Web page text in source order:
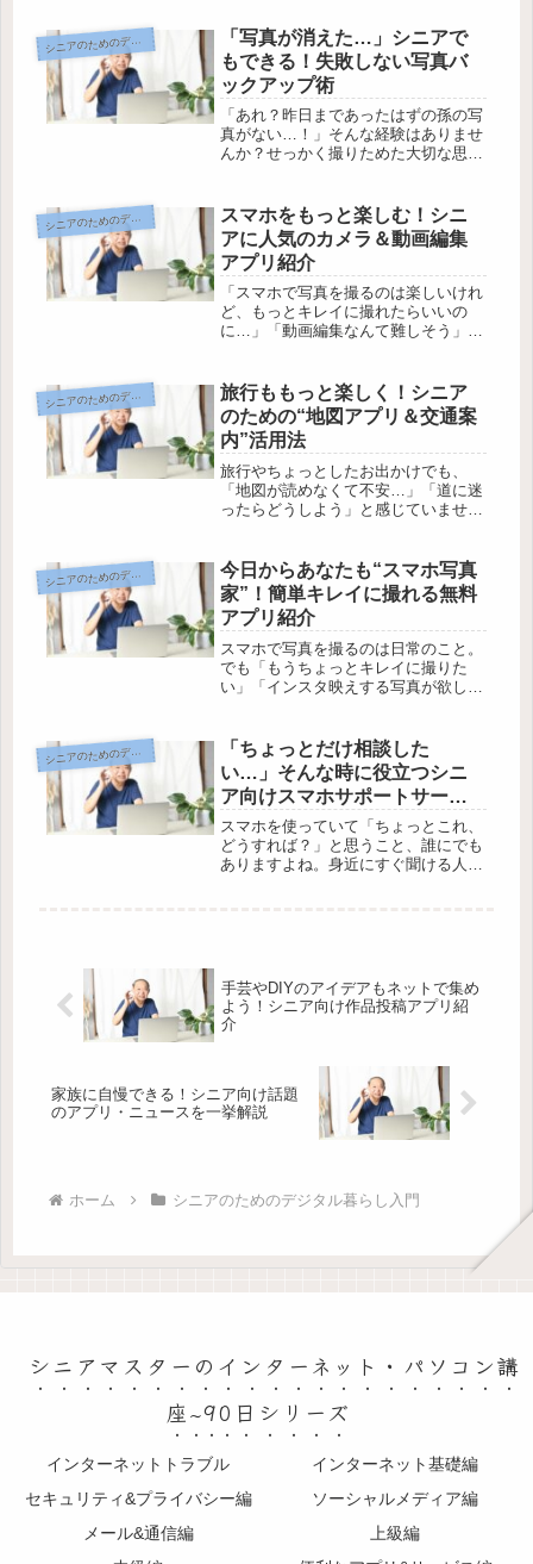
方も多いものです。でも、今さら人に
は聞きにくいし、専門用語...
シニアのためのデジタル暮らし入門
「写真が消えた…」シニアで
もできる！失敗しない写真バ
ックアップ術
「あれ？昨日まであったはずの孫の写
真がない…！」そんな経験はありませ
んか？せっかく撮りためた大切な思い
真が消えてしまうのか、その理由や防
ぎ方を知っておけば、もう慌てる必要
は...
シニアのためのデジタル暮らし入門
スマホをもっと楽しむ！シニ
アに人気のカメラ＆動画編集
アプリ紹介
「スマホで写真を撮るのは楽しいけれ
ど、もっとキレイに撮れたらいいの
に…」「動画編集なんて難しそう」と
カメラや編集アプリがたくさん登場し
ています。そこで今回は、写真撮影か
ら編...
シニアのためのデジタル暮らし入門
旅行ももっと楽しく！シニア
のための“地図アプリ＆交通案
内”活用法
旅行やちょっとしたお出かけでも、
「地図が読めなくて不安…」「道に迷
ったらどうしよう」と感じていません
も、スマホの地図アプリや交通案内を
上手に使えると、そんな不安もスッキ
リ解消...
シニアのためのデジタル暮らし入門
今日からあなたも“スマホ写真
家”！簡単キレイに撮れる無料
アプリ紹介
スマホで写真を撮るのは日常のこと。
でも「もうちょっとキレイに撮りた
い」「インスタ映えする写真が欲し
は、誰でも簡単にプロっぽい写真が撮
れる無料アプリが続々と登場していま
す。使い...
シニアのためのデジタル暮らし入門
「ちょっとだけ相談した
い…」そんな時に役立つシニ
ア向けスマホサポートサービ
ス
スマホを使っていて「ちょっとこれ、
どうすれば？」と思うこと、誰にでも
ありますよね。身近にすぐ聞ける人が
手芸やDIYのアイデアもネットで集め
よう！シニア向け作品投稿アプリ紹
介
家族に自慢できる！シニア向け話題
のアプリ・ニュースを一挙解説
ホーム シニアのためのデジタル暮らし入門
シニアマスターのインターネット・パソコン講
座~90日シリーズ
インターネットトラブル
インターネット基礎編
セキュリティ&プライバシー編
ソーシャルメディア編
メール&通信編
上級編